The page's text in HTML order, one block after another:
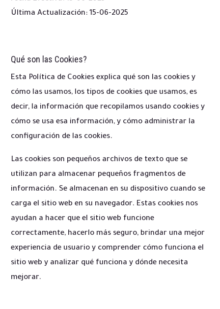
Última Actualización: 15-06-2025
Qué son las Cookies?
Esta Política de Cookies explica qué son las cookies y
cómo las usamos, los tipos de cookies que usamos, es
decir, la información que recopilamos usando cookies y
cómo se usa esa información, y cómo administrar la
configuración de las cookies.
Las cookies son pequeños archivos de texto que se
utilizan para almacenar pequeños fragmentos de
información. Se almacenan en su dispositivo cuando se
carga el sitio web en su navegador. Estas cookies nos
ayudan a hacer que el sitio web funcione
correctamente, hacerlo más seguro, brindar una mejor
experiencia de usuario y comprender cómo funciona el
sitio web y analizar qué funciona y dónde necesita
mejorar.